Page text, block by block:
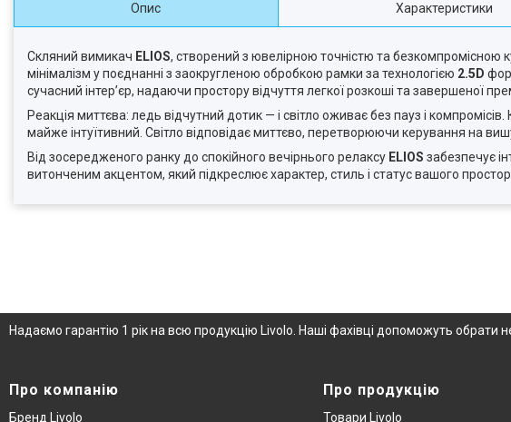
Опис Характеристики
Скляний вимикач ELIOS, створений з ювелірною точністю та
мінімалізм у поєднанні з заокругленою обробкою рамки за технологією 2.5D
сучасний інтер’єр, надаючи простору відчуття легкої розкоші та завершеної
Реакція миттєва: ледь відчутний дотик — і світло оживає без пауз і
майже інтуїтивний. Світло відповідає миттєво, перетворюючи керування на
Від зосередженого ранку до спокійного вечірнього релаксу ELIOS забезпечує
витонченим акцентом, який підкреслює характер, стиль і статус вашого
Надаємо гарантію 1 рік на всю продукцію Livolo. Наші фахівці допоможуть
Про компанію
Бренд Livolo
Про продукцію
Товари Livolo